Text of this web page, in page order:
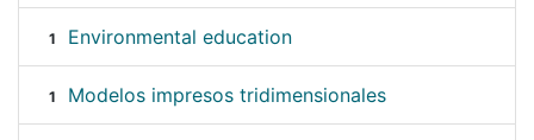
1 Environmental education
1 Modelos impresos tridimensionales